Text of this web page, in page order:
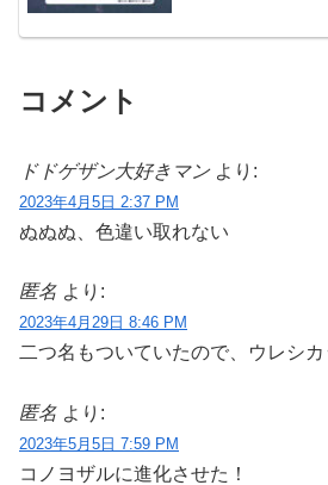
コメント
ドドゲザン大好きマン より:
2023年4月5日 2:37 PM
ぬぬぬ、色違い取れない
匿名 より:
2023年4月29日 8:46 PM
二つ名もついていたので、ウレシ
匿名 より:
2023年5月5日 7:59 PM
コノヨザルに進化させた！